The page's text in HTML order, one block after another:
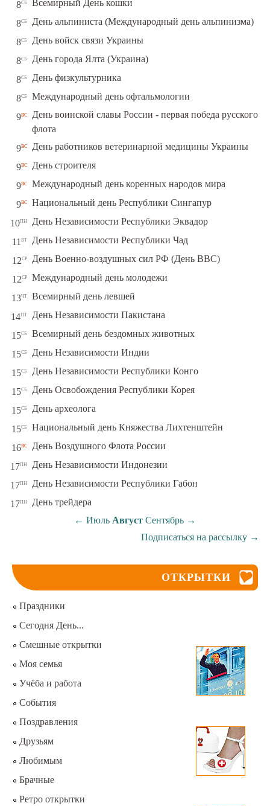
8сб Всемирный День кошки
8сб День альпиниста (Международный день альпинизма)
8сб День войск связи Украины
8сб День города Ялта (Украина)
8сб День физкультурника
8сб Международный день офтальмологии
9вс
День воинской славы России - первая победа русского
флота
9вс День работников ветеринарной медицины Украины
9вс День строителя
9вс Международный день коренных народов мира
9вс Национальный день Республики Сингапур
10пн День Независимости Республики Эквадор
11 вт День Независимости Республики Чад
12ср День Военно-воздушных сил РФ (День ВВС)
12ср Международный день молодежи
13чт Всемирный день левшей
14пт День Независимости Пакистана
15сб Всемирный день бездомных животных
15сб День Независимости Индии
15сб День Независимости Республики Конго
15сб День Освобождения Республики Корея
15сб День археолога
15сб Национальный день Княжества Лихтенштейн
16вс День Воздушного Флота России
17пн День Независимости Индонезии
17пн День Независимости Республики Габон
17пн
День трейдера
← Июль Август Сентябрь →
Подписаться на рассылку →
ОТКРЫТКИ
Праздники
Сегодня День...
Смешные открытки
Моя семья
Учёба и работа
События
Поздравления
Друзьям
Любимым
Брачные
Ретро открытки